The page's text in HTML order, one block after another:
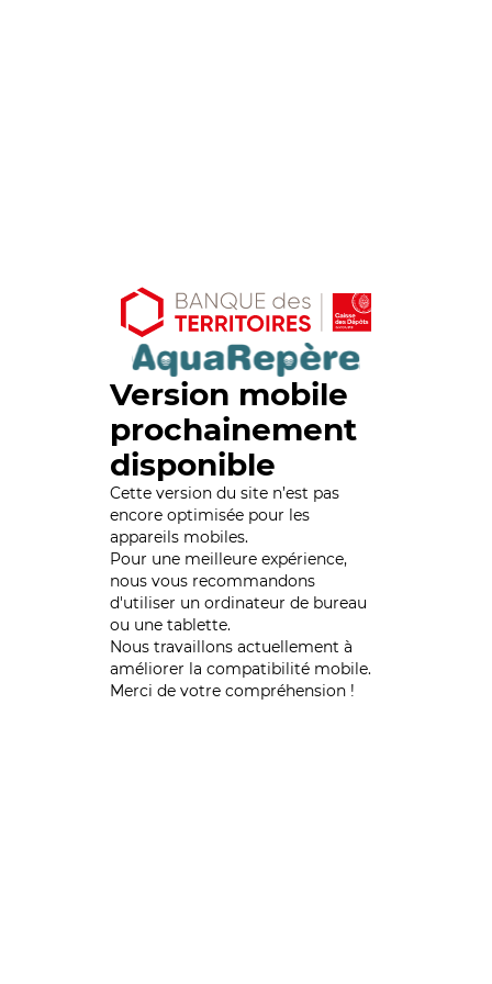
Version mobile
prochainement
disponible
Cette version du site n’est pas
encore optimisée pour les
appareils mobiles.
Pour une meilleure expérience,
nous vous recommandons
d'utiliser un ordinateur de bureau
ou une tablette.
Nous travaillons actuellement à
améliorer la compatibilité mobile.
Merci de votre compréhension !